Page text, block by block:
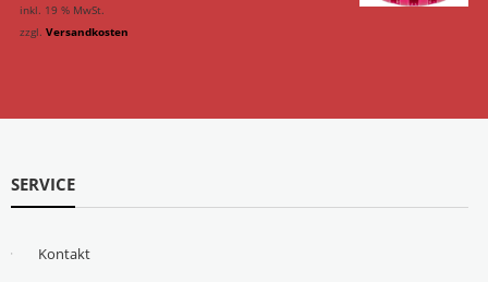
inkl. 19 % MwSt.
zzgl. Versandkosten
SERVICE
Kontakt